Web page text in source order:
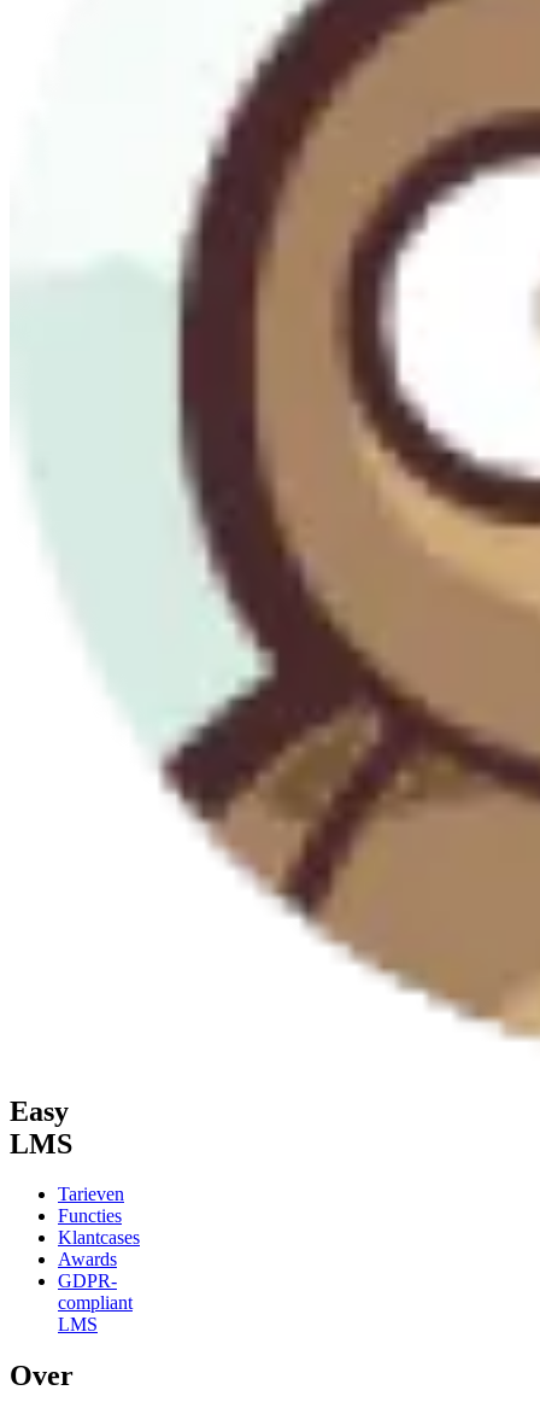
Easy
LMS
Tarieven
Functies
Klantcases
Awards
GDPR-
compliant
LMS
Over